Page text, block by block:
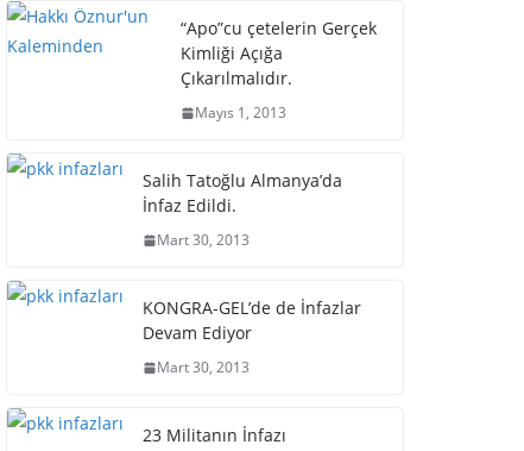
“Apo”cu çetelerin Gerçek
Kimliği Açığa
Çıkarılmalıdır.
Mayıs 1, 2013
Salih Tatoğlu Almanya’da
İnfaz Edildi.
Mart 30, 2013
KONGRA-GEL’de de İnfazlar
Devam Ediyor
Mart 30, 2013
23 Militanın İnfazı